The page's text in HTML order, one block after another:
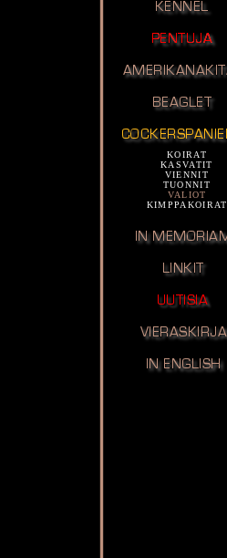
KOIRAT
KASVATIT
VIENNIT
TUONNIT
VALIOT
KIMPPAKOIRAT